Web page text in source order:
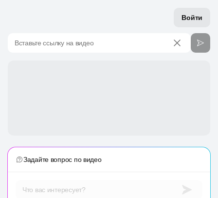
Войти
Вставьте ссылку на видео
Задайте вопрос по видео
Что вас интересует?